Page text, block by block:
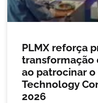
PLMX reforça
transformação
ao patrocinar
Technology
2026